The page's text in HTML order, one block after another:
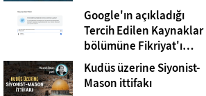
Google'ın açıkladığı
Tercih Edilen Kaynaklar
bölümüne Fikriyat'ı
eklemeyi unutmayın!
Kudüs üzerine Siyonist-
Mason ittifakı